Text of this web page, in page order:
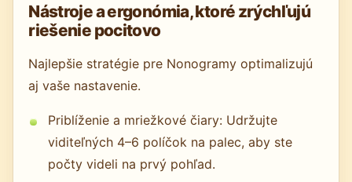
Nástroje a ergonómia, ktoré zrýchľujú
riešenie pocitovo
Najlepšie stratégie pre Nonogramy optimalizujú
aj vaše nastavenie.
Priblíženie a mriežkové čiary: Udržujte
viditeľných 4–6 políčok na palec, aby ste
počty videli na prvý pohľad.